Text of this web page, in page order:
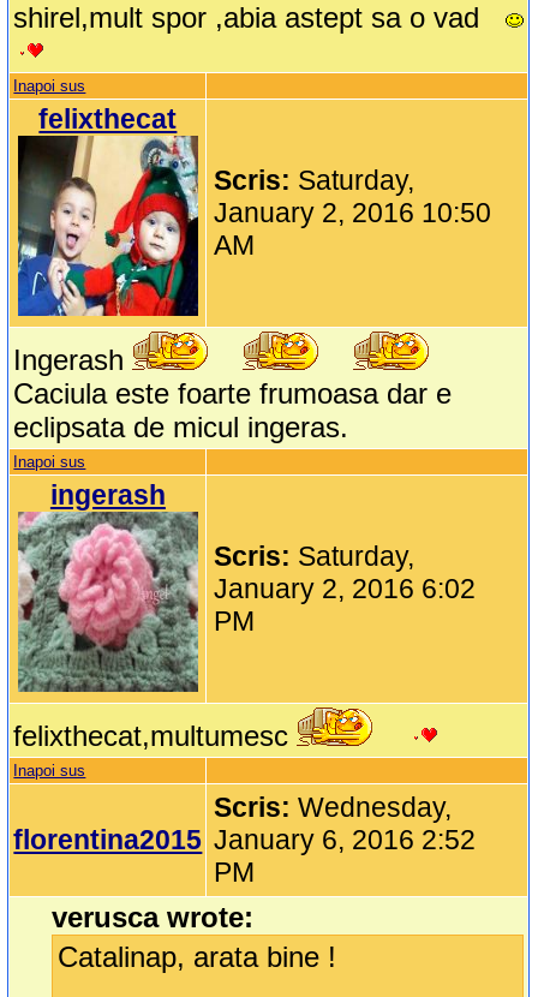
shirel,mult spor ,abia astept sa o vad
Inapoi sus
felixthecat
Scris: Saturday,
January 2, 2016 10:50
AM
Ingerash
Caciula este foarte frumoasa dar e
eclipsata de micul ingeras.
Inapoi sus
ingerash
Scris: Saturday,
January 2, 2016 6:02
PM
felixthecat,multumesc
Inapoi sus
florentina2015
Scris:Wednesday,
January 6, 2016 2:52
PM
verusca wrote:
Catalinap, arata bine !